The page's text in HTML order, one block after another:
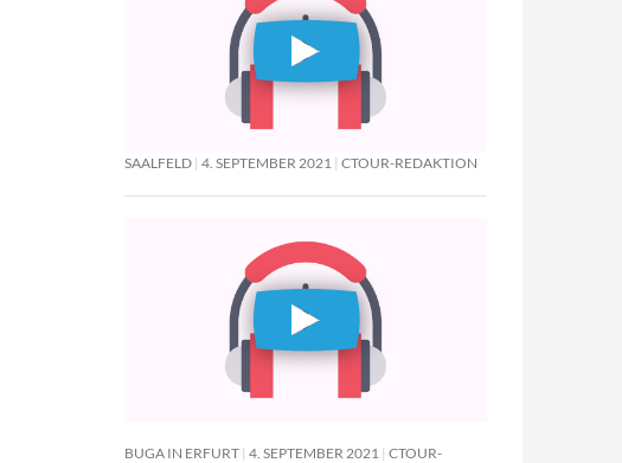
SAALFELD 4. SEPTEMBER 2021 CTOUR-REDAKTION
BUGA IN ERFURT 4. SEPTEMBER 2021
CTOUR-